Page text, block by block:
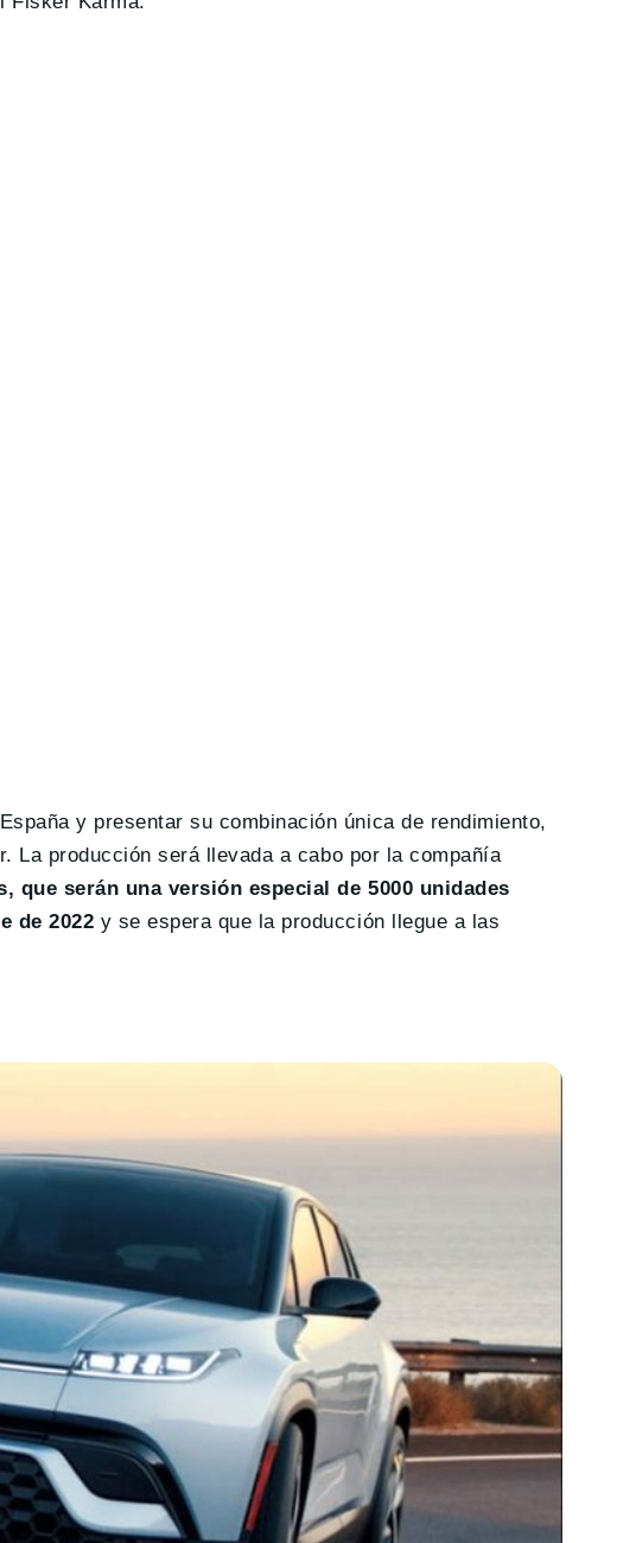
y presentar su combinación única de rendimiento,
La producción será llevada a cabo por la compañía
que serán una versión especial de 5000 unidades
de 2022 y se espera que la producción llegue a las